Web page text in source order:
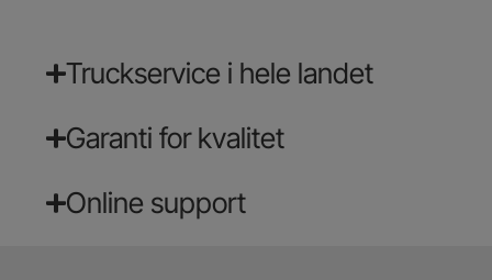
Truckservice i hele landet
Garanti for kvalitet
Online support